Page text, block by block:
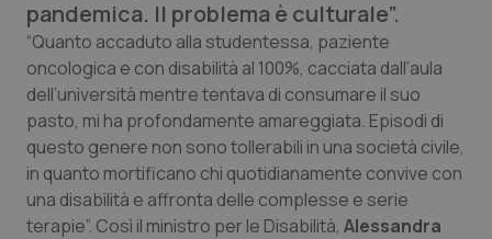
Friuli Venezia Giulia
Lazio
Liguria
Lombardia
Dermatite Atopica
Diabete & glucometri
Disturbi dell’umore
Dolore
pandemica. Il problema è culturale”.
“Quanto accaduto alla studentessa, paziente
oncologica e con disabilità al 100%, cacciata dall’aula
dell’università mentre tentava di consumare il suo
pasto, mi ha profondamente amareggiata. Episodi di
questo genere non sono tollerabili in una società civile,
in quanto mortificano chi quotidianamente convive con
una disabilità e affronta delle complesse e serie
terapie”. Così il ministro per le Disabilità, Alessandra